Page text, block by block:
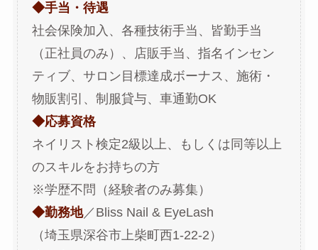
◆手当・待遇
社会保険加入、各種技術手当、皆勤手当
（正社員のみ）、店販手当、指名インセン
ティブ、サロン目標達成ボーナス、施術・
物販割引、制服貸与、車通勤OK
◆応募資格
ネイリスト検定2級以上、もしくは同等以上
のスキルをお持ちの方
※学歴不問（経験者のみ募集）
◆勤務地／Bliss Nail & EyeLash
（埼玉県深谷市上柴町西1-22-2）